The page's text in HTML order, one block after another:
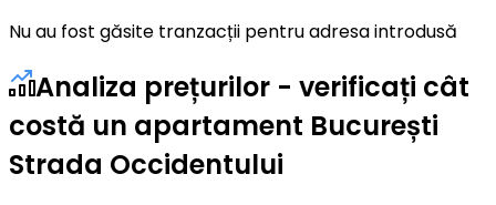
Nu au fost găsite tranzacții pentru adresa introdusă
Analiza prețurilor - verificați cât
costă un apartament București
Strada Occidentului